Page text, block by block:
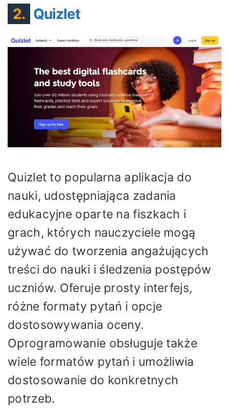
2. Quizlet
Quizlet to popularna aplikacja do
nauki, udostępniająca zadania
edukacyjne oparte na fiszkach i
grach, których nauczyciele mogą
używać do tworzenia angażujących
treści do nauki i śledzenia postępów
uczniów. Oferuje prosty interfejs,
różne formaty pytań i opcje
dostosowywania oceny.
Oprogramowanie obsługuje także
wiele formatów pytań i umożliwia
dostosowanie do konkretnych
potrzeb.